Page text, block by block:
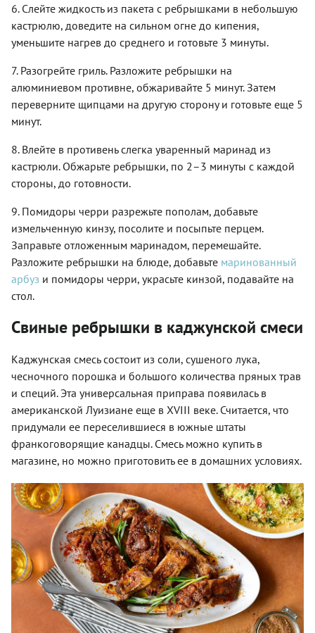
6. Слейте жидкость из пакета с ребрышками в небольшую
кастрюлю, доведите на сильном огне до кипения,
уменьшите нагрев до среднего и готовьте 3 минуты.
7. Разогрейте гриль. Разложите ребрышки на
алюминиевом противне, обжаривайте 5 минут. Затем
переверните щипцами на другую сторону и готовьте еще 5
минут.
8. Влейте в противень слегка уваренный маринад из
кастрюли. Обжарьте ребрышки, по 2–3 минуты с каждой
стороны, до готовности.
9. Помидоры черри разрежьте пополам, добавьте
измельченную кинзу, посолите и посыпьте перцем.
Заправьте отложенным маринадом, перемешайте.
Разложите ребрышки на блюде, добавьте маринованный
арбуз и помидоры черри, украсьте кинзой, подавайте на
стол.
Свиные ребрышки в каджунской смеси
Каджунская смесь состоит из соли, сушеного лука,
чесночного порошка и большого количества пряных трав
и специй. Эта универсальная приправа появилась в
американской Луизиане еще в XVIII веке. Считается, что
придумали ее переселившиеся в южные штаты
франкоговорящие канадцы. Смесь можно купить в
магазине, но можно приготовить ее в домашних условиях.